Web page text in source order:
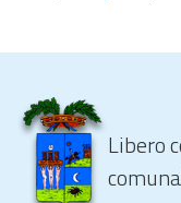
Libero